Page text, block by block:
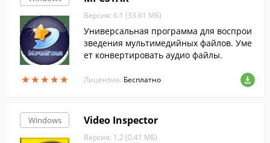
★★★★★
★★★★★
Версия: 6.1 (33.61 МБ)
Универсальная программа для воспрои
зведения мультимедийных файлов. Уме
ет конвертировать аудио файлы.
Лицензия: Бесплатно
Windows Video Inspector
Версия: 1.2 (0.41 МБ)